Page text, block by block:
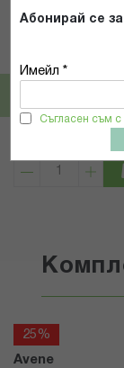
Абонирай се
Имейл *
Съгласен съм с
МАГНУМ ЧЕТКА
171
5,06 € / 9.90 лв.
25%
Avene